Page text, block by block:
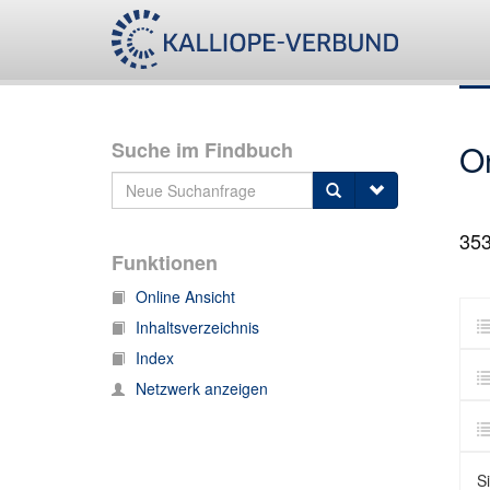
Suche im Findbuch
Funktionen
Online Ansicht
Inhaltsverzeichnis
Index
Netzwerk anzeigen